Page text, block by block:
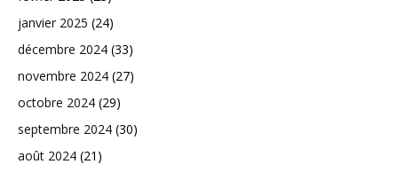
janvier 2025 (24)
décembre 2024 (33)
novembre 2024 (27)
octobre 2024 (29)
septembre 2024 (30)
août 2024 (21)